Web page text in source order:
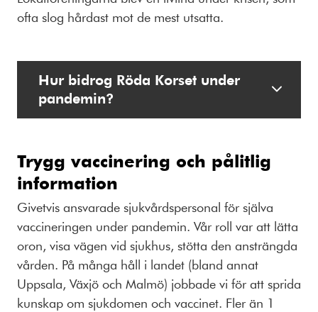
ofta slog hårdast mot de mest utsatta.
Hur bidrog Röda Korset under
pandemin?
Trygg vaccinering och pålitlig
information
Givetvis ansvarade sjukvårdspersonal för själva
vaccineringen under pandemin. Vår roll var att lätta
oron, visa vägen vid sjukhus, stötta den ansträngda
vården. På många håll i landet (bland annat
Uppsala, Växjö och Malmö) jobbade vi för att sprida
kunskap om sjukdomen och vaccinet. Fler än 1